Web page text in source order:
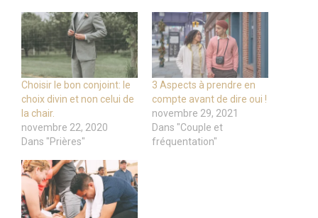
Choisir le bon conjoint: le
choix divin et non celui de
la chair.
novembre 22, 2020
Dans "Prières"
3 Aspects à prendre en
compte avant de dire oui !
novembre 29, 2021
Dans "Couple et
fréquentation"